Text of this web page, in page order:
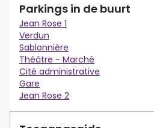
Parkings in de buurt
Jean Rose 1
Verdun
Sablonnière
Théâtre - Marché
Cité administrative
Gare
Jean Rose 2